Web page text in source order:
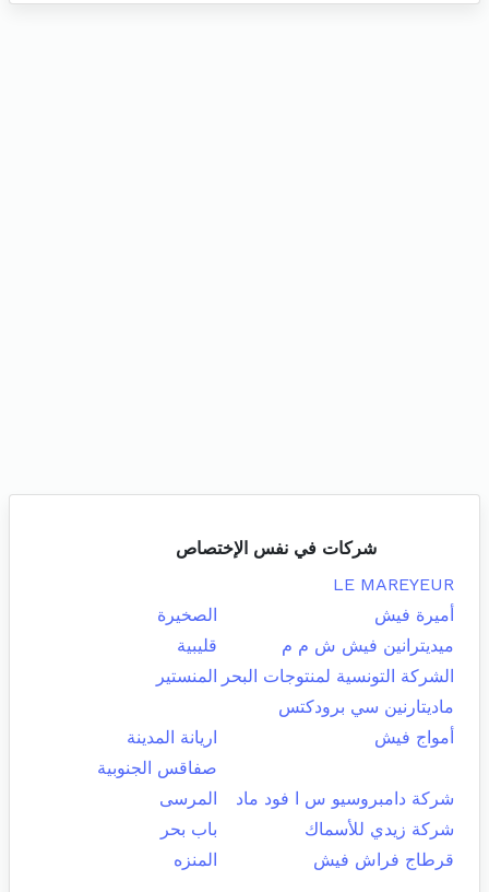
شركات في نفس الإختصاص
LE MAREYEUR
أميرة فيش
الصخيرة
ميديترانين فيش ش م م
قليبية
الشركة التونسية لمنتوجات البحر
المنستير
ماديتارنين سي برودكتس
أمواج فيش
اريانة المدينة
صفاقس الجنوبية
شركة دامبروسيو س ا فود ماد
المرسى
شركة زيدي للأسماك
باب بحر
قرطاج فراش فيش
المنزه